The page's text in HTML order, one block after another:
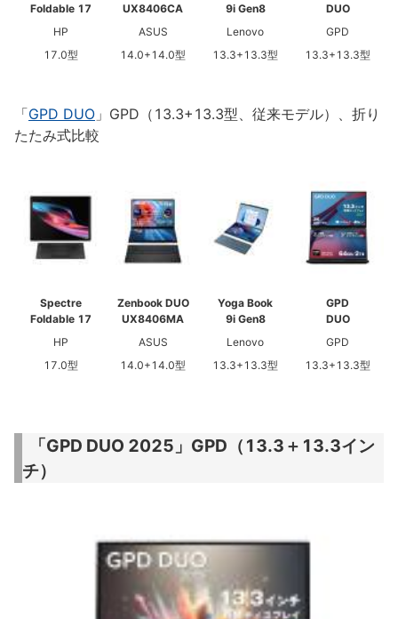
Foldable 17
HP
17.0型
UX8406CA
ASUS
14.0+14.0型
9i Gen8
Lenovo
13.3+13.3型
DUO
GPD
13.3+13.3型
「GPD DUO 」GPD（13.3+13.3型、従来モデル）、折り
たたみ式比較
Spectre
Foldable 17
HP
17.0型
Zenbook DUO
UX8406MA
ASUS
14.0+14.0型
Yoga Book
9i Gen8
Lenovo
13.3+13.3型
GPD
DUO
GPD
13.3+13.3型
「GPD DUO 2025」GPD（13.3＋13.3イン
チ）